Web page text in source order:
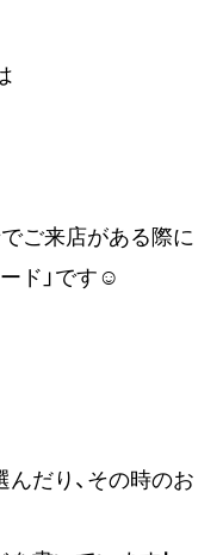
ご来店がある際に
ド」です☺
だり、その時のお